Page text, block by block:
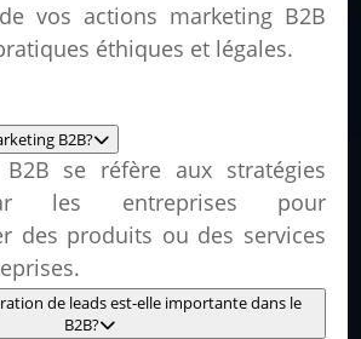
vos actions marketing B2B
éthiques et légales.
B2B?
se réfère aux stratégies
les entreprises pour
des produits ou des services
de leads est-elle importante dans le
B2B?